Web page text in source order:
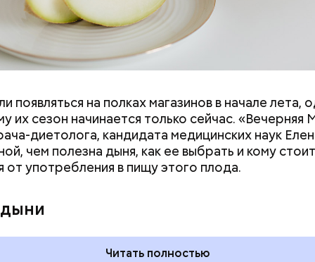
какие
в России
праздники отмечают в
и мире 6 августа
появляться на полках магазинов в начале лета,
их сезон начинается только сейчас. «Вечерняя
диетолога, кандидата медицинских наук
чем полезна дыня, как ее выбрать и кому стоит
от употребления в пищу этого плода.
Читать полностью